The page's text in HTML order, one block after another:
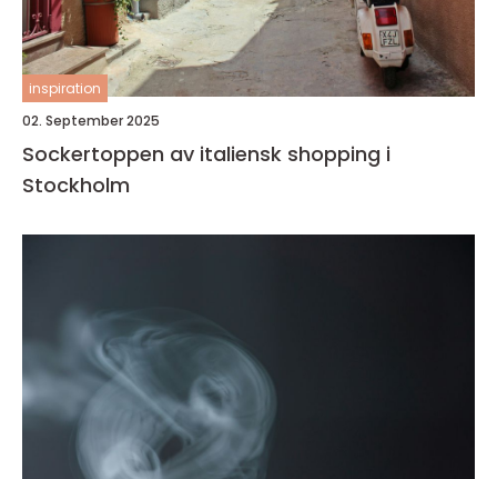
inspiration
02. September 2025
Sockertoppen av italiensk shopping i
Stockholm